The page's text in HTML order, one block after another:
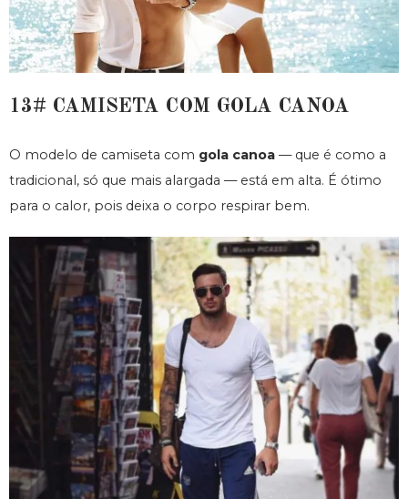
13# CAMISETA COM GOLA CANOA
O modelo de camiseta com gola canoa — que é como a
tradicional, só que mais alargada — está em alta. É ótimo
para o calor, pois deixa o corpo respirar bem.